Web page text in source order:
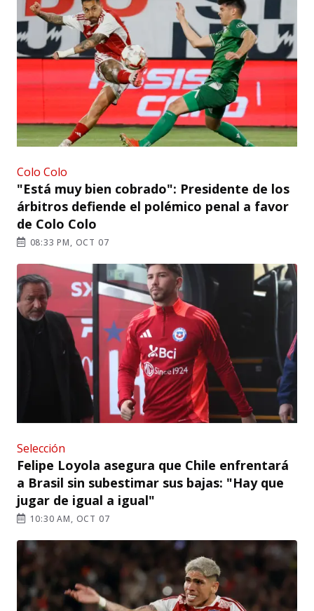
Colo Colo
"Está muy bien cobrado": Presidente de los
árbitros defiende el polémico penal a favor
de Colo Colo
08:33 PM, OCT 07
Selección
Felipe Loyola asegura que Chile enfrentará
a Brasil sin subestimar sus bajas: "Hay que
jugar de igual a igual"
10:30 AM, OCT 07